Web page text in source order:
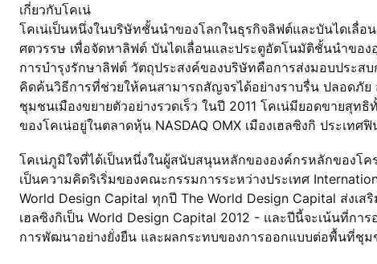
เกี่ยวกับโคเน่
โคเน่เป็นหนึ่งในบริษัทชั้นนำของโลกในธุรกิจลิฟต์และบันไดเลื่
ศตวรรษ เพื่อจัดหาลิฟต์ บันไดเลื่อนและประตูอัตโนมัติชั้นนำขอ
การบำรุงรักษาลิฟต์ วัตถุประสงค์ของบริษัทคือการส่งมอบประ
คิดค้นวิธีการที่ช่วยให้คนสามารถสัญจรได้อย่างราบรื่น ปลอดภั
ชุมชนเมืองขยายตัวอย่างรวดเร็ว ในปี 2011 โคเน่มียอดขาย
ของโคเน่อยู่ในตลาดหุ้น NASDAQ OMX เมืองเฮลซิงกิ ประเทศ
โคเน่ภูมิใจที่ได้เป็นหนึ่งในผู้สนับสนุนหลักขององค์กรหลักของโค
เป็นความคิดริเริ่มของคณะกรรมการระหว่างประเทศ
World Design Capital ทุกปี The World Design Capital ส่ง
เฮลซิงกิเป็น World Design Capital 2012 - และปีนี้จะเน้นที่ก
การพัฒนาอย่างยั่งยืน และผลกระทบของการออกแบบต่อพื้นที่ชุม